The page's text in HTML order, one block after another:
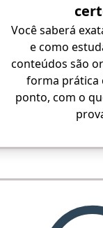
Você saberá
e como
conteúdos são
forma prática
ponto, com o